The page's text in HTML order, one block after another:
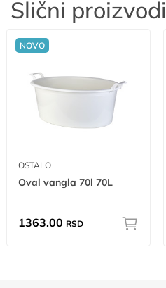
Slični proizvodi
NOVO
OSTALO
Oval vangla 70l 70L
1363.00 RSD